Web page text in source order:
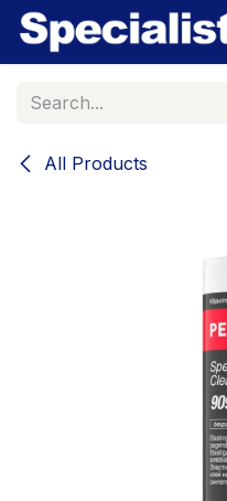
Skip to Content
All Products